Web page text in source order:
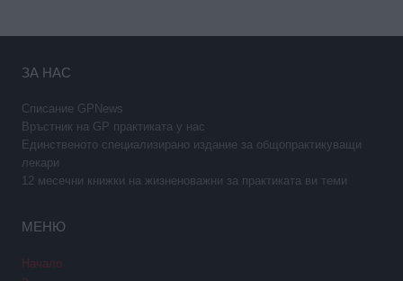
ЗА НАС
Списание GPNews
Връстник на GP практиката у нас
Единственото специализирано издание за общопрактикуващи
лекари
12 месечни книжки на жизненоважни за практиката ви теми
МЕНЮ
Начало